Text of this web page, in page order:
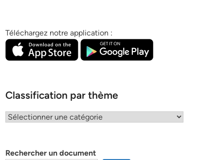
Téléchargez notre application :
Classification par thème
Classification
Rechercher un document